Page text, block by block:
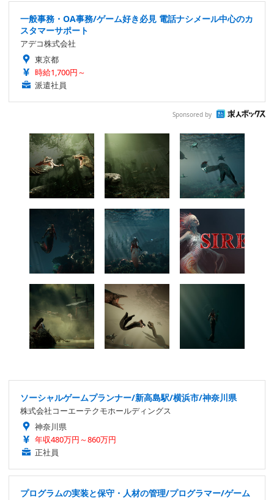
一般事務・OA事務/ゲーム好き必見 電話ナシメール中心のカ
スタマーサポート
アデコ株式会社
東京都
時給1,700円～
派遣社員
Sponsored by
ソーシャルゲームプランナー/新高島駅/横浜市/神奈川県
株式会社コーエーテクモホールディングス
神奈川県
年収480万円～860万円
正社員
プログラムの実装と保守・人材の管理/プログラマー/ゲーム